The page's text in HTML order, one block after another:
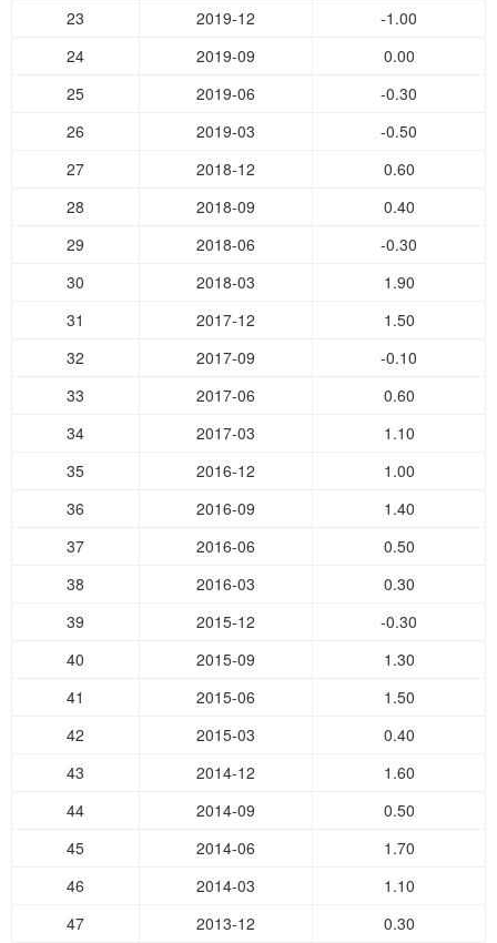
23
2019-12
-1.00
24
2019-09
0.00
25
2019-06
-0.30
26
2019-03
-0.50
27
2018-12
0.60
28
2018-09
0.40
29
2018-06
-0.30
30
2018-03
1.90
31
2017-12
1.50
32
2017-09
-0.10
33
2017-06
0.60
34
2017-03
1.10
35
2016-12
1.00
36
2016-09
1.40
37
2016-06
0.50
38
2016-03
0.30
39
2015-12
-0.30
40
2015-09
1.30
41
2015-06
1.50
42
2015-03
0.40
43
2014-12
1.60
44
2014-09
0.50
45
2014-06
1.70
46
2014-03
1.10
47
2013-12
0.30